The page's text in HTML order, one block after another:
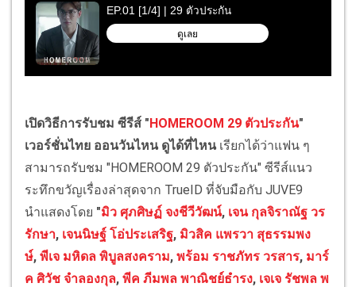
เปิดวิธีการรับชม ซีรีส์ "HOMEROOM 29 ตัวประกัน"
เวอร์ชั่นไทย ออนวันไหน ดูได้ที่ไหน เรียกได้ว่าแฟน ๆ
สามารถรับชม "HOMEROOM 29 ตัวประกัน" ซีรีส์แนว
ระทึกขวัญเรื่องล่าสุดจาก TrueID ที่จับมือกับ JUVE9
นำแสดงโดย "มิว ศุภศิษฏ์ จงชีวีวัฒน์, เจน กุลจิราณัฐ วร
รักษา, เจนนิษฐ์ โอ่ประเสริฐ, มิวสิค แพรวา สุธรรมพง
ษ์, พีเจ มหิดล พิบูลสงคราม, พร้อม ราชภัทร วรสาร, มาร์
ค ศิวัช จำลองกุล, พีค ภีมพล พาณิชย์ธำรง, เจเจ รัชพล พ